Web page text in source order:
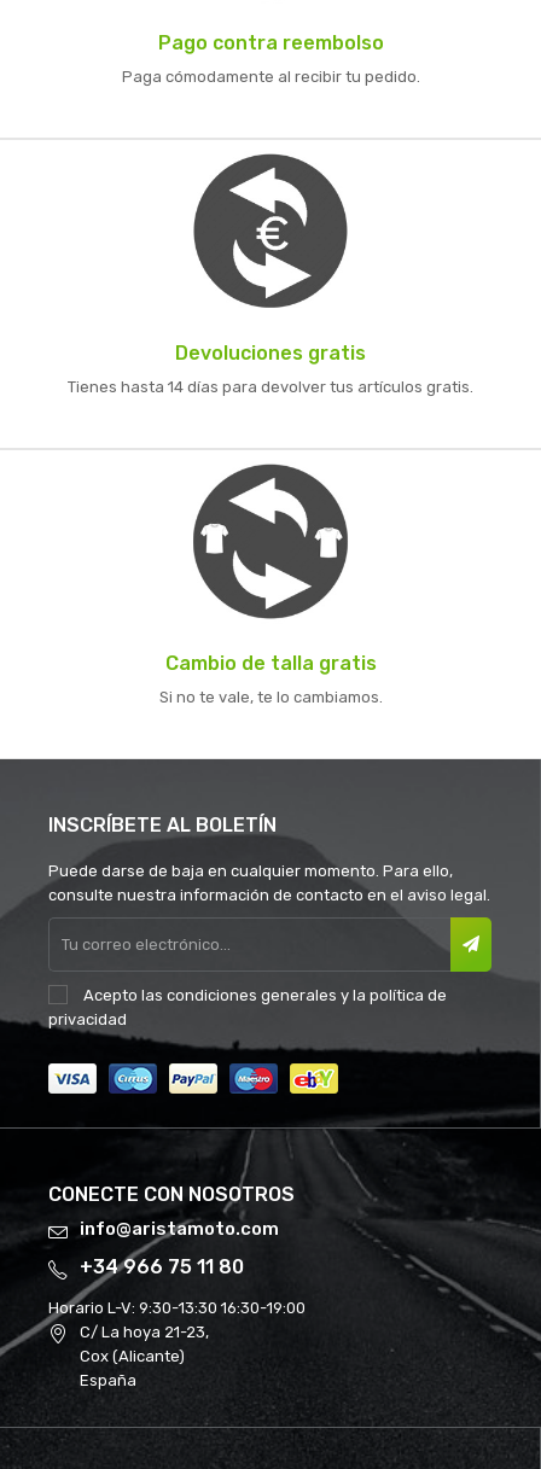
Pago contra reembolso
Paga cómodamente al recibir tu pedido.
Devoluciones gratis
Tienes hasta 14 días para devolver tus artículos gratis.
Cambio de talla gratis
Si no te vale, te lo cambiamos.
INSCRÍBETE AL BOLETÍN
Puede darse de baja en cualquier momento. Para ello,
consulte nuestra información de contacto en el aviso legal.
Acepto las condiciones generales y la política de
privacidad
CONECTE CON NOSOTROS
info@aristamoto.com
+34 966 75 11 80
Horario L-V: 9:30-13:30 16:30-19:00
C/ La hoya 21-23,
Cox (Alicante)
España